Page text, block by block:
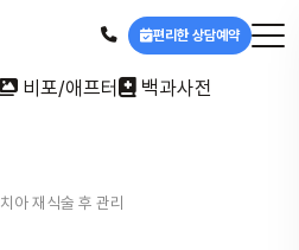
편리한 상담예약
비포/애프터 백과사전
치아 재식술 후 관리